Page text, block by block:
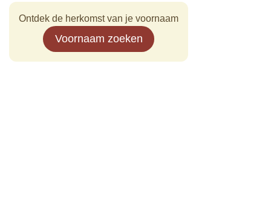
Ontdek de herkomst van je voornaam
Voornaam zoeken